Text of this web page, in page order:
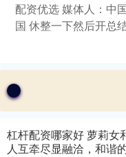
配资优选 媒体人：中
国 休整一下然后开总
杠杆配资哪家好 萝莉女
人互牵尽显融洽，和谐